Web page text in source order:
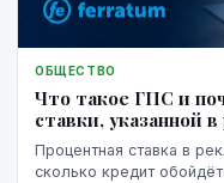
ОБЩЕСТВО
Что такое ГПС и
ставки, указанной
Процентная ставка в
сколько кредит